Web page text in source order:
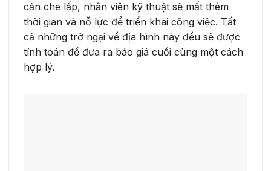
cản che lấp, nhân viên kỹ thuật sẽ mất thêm
thời gian và nỗ lực để triển khai công việc. Tất
cả những trở ngại về địa hình này đều sẽ được
tính toán để đưa ra báo giá cuối cùng một cách
hợp lý.